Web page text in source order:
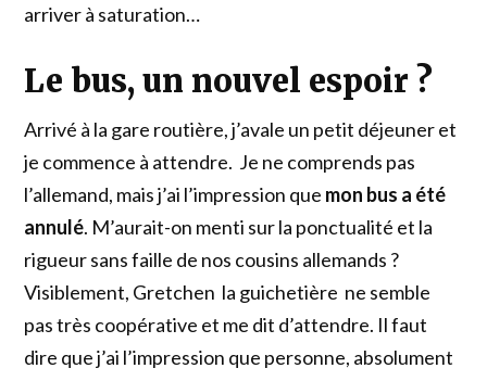
arriver à saturation…
Le bus, un nouvel espoir ?
Arrivé à la gare routière, j’avale un petit déjeuner et
je commence à attendre. Je ne comprends pas
l’allemand, mais j’ai l’impression que mon bus a été
annulé. M’aurait-on menti sur la ponctualité et la
rigueur sans faille de nos cousins allemands ?
Visiblement, Gretchen la guichetière ne semble
pas très coopérative et me dit d’attendre. Il faut
dire que j’ai l’impression que personne, absolument